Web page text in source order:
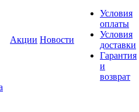
Акции Новости
Условия
оплаты
Условия
доставки
Гарантия
и
возврат